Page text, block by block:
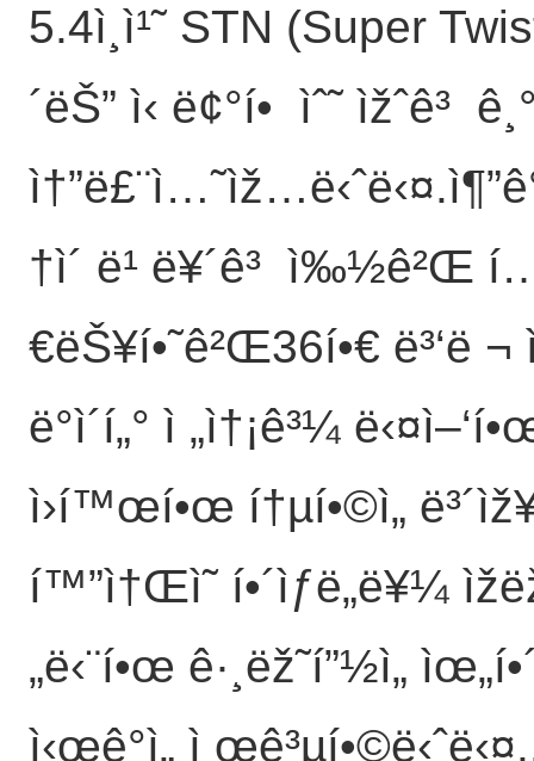
5.4ì¸ì¹˜ STN (Super
´ëŠ” ì‹ ë¢°í• ìˆ˜ ìžˆê³
†ì´ ë¹ ë¥´ê³ ì‰½ê²Œ
€ëŠ¥í•˜ê²Œ36í•€ ë³‘ë ¬
ë°ì´í„° ì „ì†¡ê³¼
ì›í™œí•œ í†µí•©ì„
í™”ì†Œì˜ í•´ìƒë„ë¥¼
„ë‹¨í•œ ê·¸ëž˜í”½ì„
ì‹œê°ì„ ì